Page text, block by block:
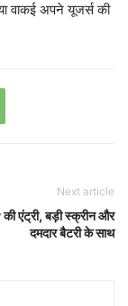
वाकई अपने यूजर्स की
Next article
एंट्री, बड़ी स्क्रीन और
दमदार बैटरी के साथ